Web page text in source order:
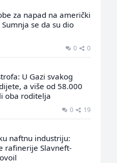
za napad na američki
se da su dio
0 0
U Gazi svakog
a više od 58.000
oba roditelja
0 19
naftnu industriju:
rafinerije Slavneft-